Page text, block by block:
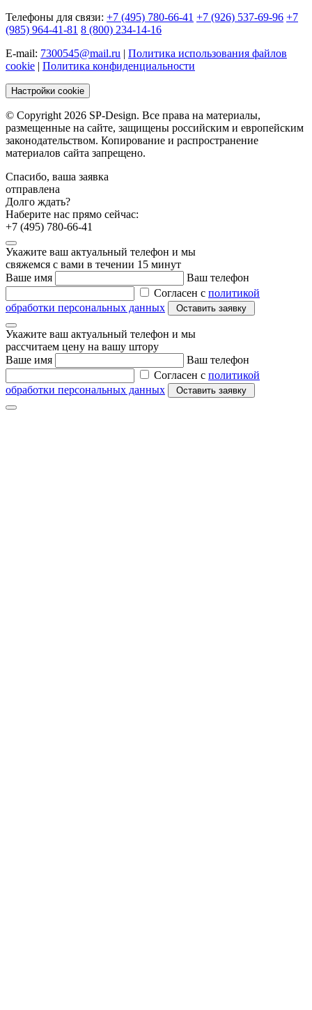
Телефоны для связи: +7 (495) 780-66-41 +7 (926) 537-69-96 +7
(985) 964-41-81 8 (800) 234-14-16
E-mail: 7300545@mail.ru | Политика использования файлов
cookie | Политика конфиденциальности
Настройки cookie
© Copyright 2026 SP-Design. Все права на материалы,
размещенные на сайте, защищены российским и европейским
законодательством. Копирование и распространение
материалов сайта запрещено.
Спасибо, ваша заявка
отправлена
Долго ждать?
Наберите нас прямо сейчас:
+7 (495) 780-66-41
Укажите ваш актуальный телефон и мы
свяжемся с вами в течении 15 минут
Ваше имя
Ваш телефон
Согласен с политикой
обработки персональных данных
Укажите ваш актуальный телефон и мы
рассчитаем цену на вашу штору
Ваше имя
Ваш телефон
Согласен с политикой
обработки персональных данных